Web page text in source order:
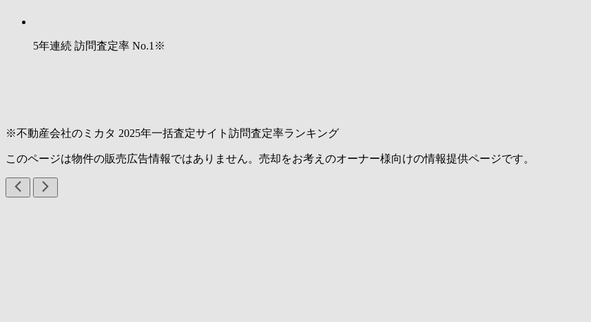
5年連続 訪問査定率 No.1 ※
※不動産会社のミカタ 2025年一括査定サイト訪問査定率ランキング
このページは物件の販売広告情報ではありません。売却をお考えのオーナー様向けの情報提供ページです。